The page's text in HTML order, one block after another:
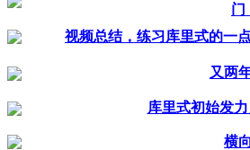
视频总结，练习库里式的一点
又两
库里式初始发
横